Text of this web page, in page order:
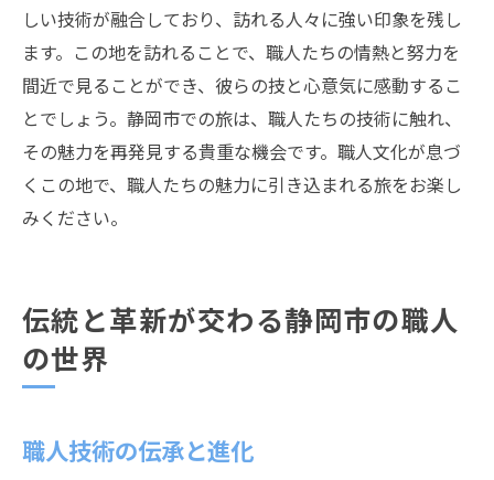
しい技術が融合しており、訪れる人々に強い印象を残し
ます。この地を訪れることで、職人たちの情熱と努力を
間近で見ることができ、彼らの技と心意気に感動するこ
とでしょう。静岡市での旅は、職人たちの技術に触れ、
その魅力を再発見する貴重な機会です。職人文化が息づ
くこの地で、職人たちの魅力に引き込まれる旅をお楽し
みください。
伝統と革新が交わる静岡市の職人
の世界
職人技術の伝承と進化